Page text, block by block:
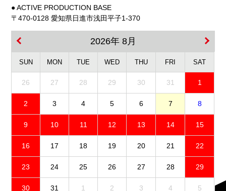
● ACTIVE PRODUCTION BASE
〒470-0128 愛知県日進市浅田平子1-370
2026年 8月
SUN MON TUE WED THU FRI SAT
26 27 28 29 30 31 1
2 3 4 5 6 7 8
9 10 11 12 13 14 15
16 17 18 19 20 21 22
23 24 25 26 27 28 29
30 31 1 2 3 4 5